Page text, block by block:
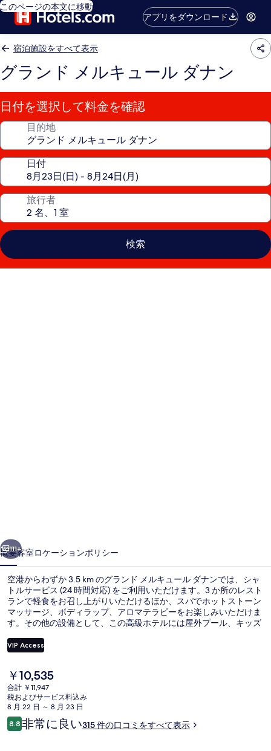
このページの本文に移動
アプリをダウンロード
宿泊施設をすべて表示
グランド メルキュール ダナン
日付を選択して料金を確認
目的地
日付
旅行者
検索
ュ
ー
ル
ダ
ナ
ン
写
真
ギ
111+
概要客室ロケーションポリシー
空港からわずか 3.5 km のグランド メルキュール ダナンでは、シャ
トルサービス (24 時間対応) をご利用いただけます。3 か所のレスト
ランで軽食をお召し上がりいただけるほか、スパでホットストーン
マッサージ、ボディラップ、アロマテラピーをお楽しみいただけま
す。その他の設備として、この高級ホテルには屋外プール、キッズ
VIP Access
現
在
の
料
金
は
￥10,535
合計 ￥11,947
税およびサービス料込み
8 月 22 日 ～ 8 月 23 日
口
コ
8.810段階中8.8
非常に良い315 件の口コミをすべて表示